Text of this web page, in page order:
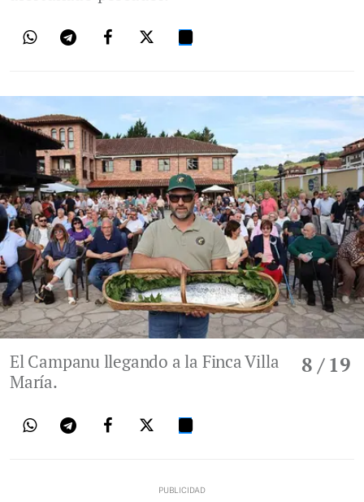
8 / 19
El Campanu llegando a la Finca Villa
María.